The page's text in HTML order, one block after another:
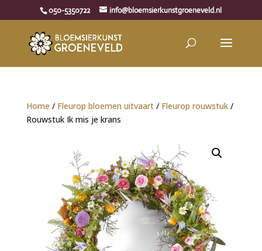
050-5350722 info@bloemsierkunstgroeneveld.nl
Home / Fleurop bloemen uitvaart/ Fleurop rouwstuk/
Rouwstuk Ik mis je krans